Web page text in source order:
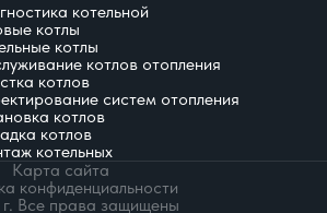
котельной
котлы
котлы
котлов отопления
котлов
систем отопления
котлов
котлов
котельных
Карта сайта
конфиденциальности
Все права защищены